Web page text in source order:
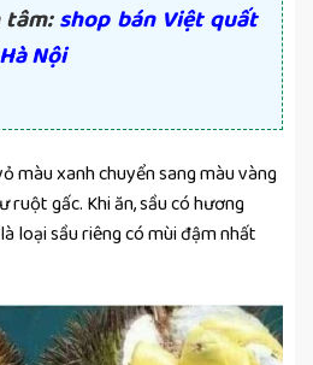
tâm:shop bán Việt quất
Nội
màu xanh chuyển sang màu vàng
ruột gấc. Khi ăn, sầu có hương
loại sầu riêng có mùi đậm nhất